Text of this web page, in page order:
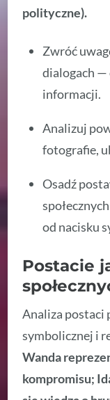
polityczne).
Zwróć
dialogach —
informacji.
Analizuj
fotografie,
Osadź
od nacisku
Postacie
Analiza postaci
symbolicznej i
Wanda
kompromisu;